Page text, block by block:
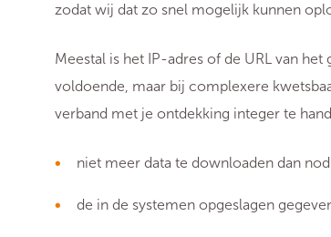
zodat wij dat zo snel mogelijk kunnen
Meestal is het IP-adres of de URL van
voldoende, maar bij complexere
verband met je ontdekking integer te
niet meer data te downloaden dan
de in de systemen opgeslagen